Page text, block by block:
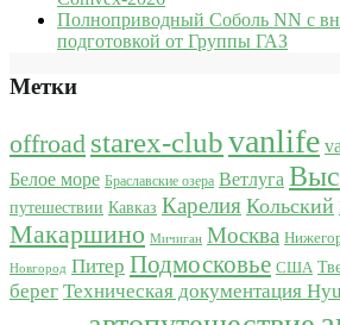
Полноприводный Соболь NN с
подготовкой от Группы ГАЗ
Метки
offroad starex-clubvanlife
Белое море Браславские озера Ветлуга
путешествии Кавказ Карелия Кольский
Макаршино Мичиган Москва
Новгород Питер Подмосковье США
берег Техническая документация